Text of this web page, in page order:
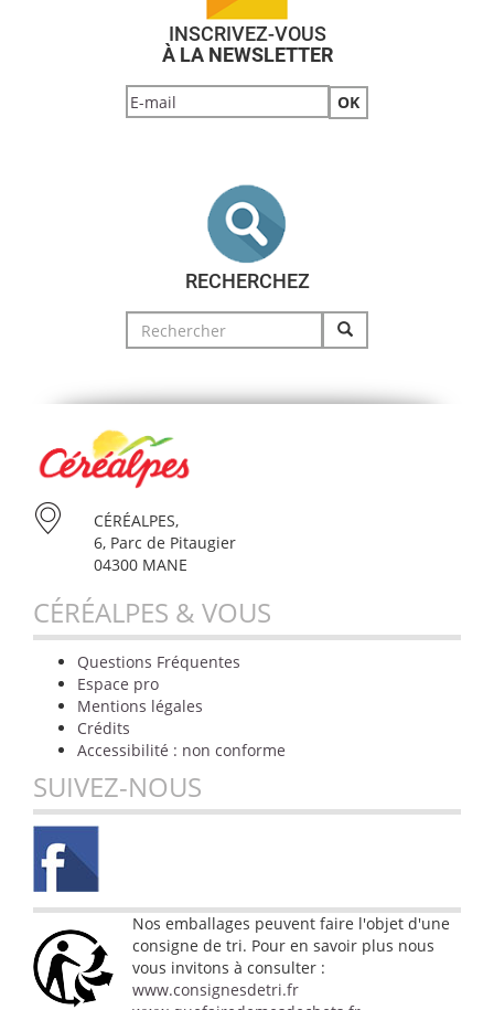
INSCRIVEZ-VOUS
À LA NEWSLETTER
RECHERCHEZ
Search
for:
CÉRÉALPES,
6, Parc de Pitaugier
04300 MANE
CÉRÉALPES & VOUS
Questions Fréquentes
Espace pro
Mentions légales
Crédits
Accessibilité : non conforme
SUIVEZ-NOUS
Nos emballages peuvent faire l'objet d'une
consigne de tri. Pour en savoir plus nous
vous invitons à consulter :
www.consignesdetri.fr